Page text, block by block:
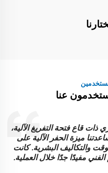
عنا
قاع فتحة التفريغ الآلية،
ميزة الحفر الآلية على
والتكاليف البشرية. كانت
مفيدًا جدًا خلال العملية.